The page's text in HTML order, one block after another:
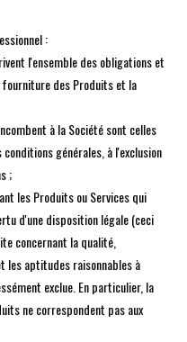
:
l'ensemble des obligations et
des Produits et la
à la Société sont celles
générales, à l'exclusion
;
les Produits ou Services qui
d'une disposition légale (ceci
concernant la qualité,
les aptitudes raisonnables à
exclue. En particulier, la
ne correspondent pas aux